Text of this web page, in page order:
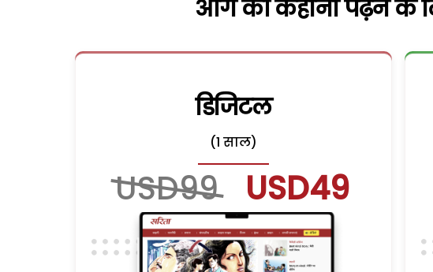
आगे की कहानी पढ़ने के
डिजिटल
(1 साल)
USD99 USD49